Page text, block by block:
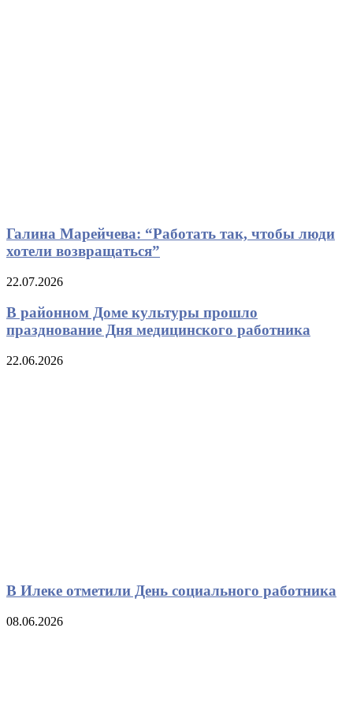
Галина Марейчева: “Работать так, чтобы люди
хотели возвращаться”
22.07.2026
В районном Доме культуры прошло
празднование Дня медицинского работника
22.06.2026
В Илеке отметили День социального работника
08.06.2026